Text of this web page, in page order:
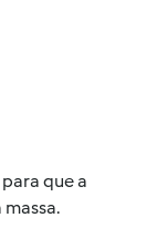
que a